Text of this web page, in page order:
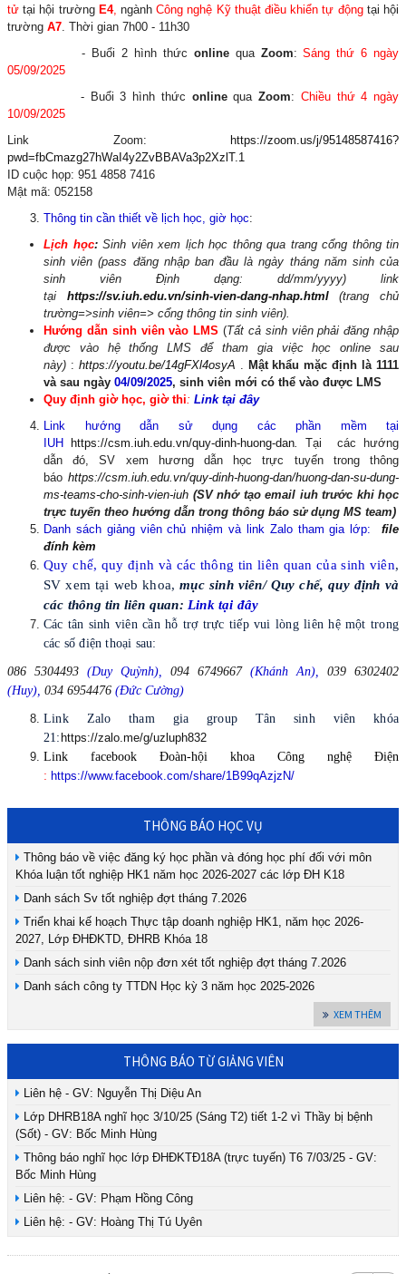
tử tại hội trường E4, ngànhCông nghệ Kỹ thuật điều khiển tự độngtại hội
trường A7 . Thời gian 7h00 - 11h30
- Buổi 2 hình thức online qua Zoom:Sáng thứ 6 ngày
05/09/2025
- Buổi 3 hình thức onlinequaZoom: Chiều thứ 4 ngày
10/09/2025
Link Zoom:
https://zoom.us/j/95148587416?
pwd=fbCmazg27hWaI4y2ZvBBAVa3p2XzlT.1
ID cuộc họp: 951 4858 7416
Mật mã: 052158
Thông tin cần thiết về lịch học, giờ học:
Lịch học: Sinh viên xem lịch học thông qua trang cổng thông tin
sinh viên (pass đăng nhập ban đầu là ngày tháng năm sinh của
sinh viên Định dạng: dd/mm/yyyy) link
tại https://sv.iuh.edu.vn/sinh-vien-dang-nhap.html(trang chủ
trường=>sinh viên=> cổng thông tin sinh viên).
Hướng dẫn sinh viên vào LMS (Tất cả sinh viên phải đăng nhập
được vào hệ thống LMS để tham gia việc học online sau
này) : https://youtu.be/14gFXl4osyA
Mật khẩu mặc định là 1111
và sau ngày 04/09/2025, sinh viên mới có thể vào được LMS
Quy định giờ học, giờ thi: Link tại đây
Link hướng dẫn sử dụng các phần mềm tại
IUH
https://csm.iuh.edu.vn/quy-dinh-huong-dan
Tại các hướng
dẫn đó, SV xem hương dẫn học trực tuyến trong thông
báo https://csm.iuh.edu.vn/quy-dinh-huong-dan/huong-dan-su-dung-
ms-teams-cho-sinh-vien-iuh (SV nhớ tạo email iuh trước khi học
trực tuyến theo hướng dẫn trong thông báo sử dụng MS team)
Danh sách giảng viên chủ nhiệm và link Zalo tham gia lớp:
file
đính kèm
Quy chế, quy định và các thông tin liên quan của sinh viên,
SV xem tại web khoa,mục sinh viên/ Quy chế, quy định và
các thông tin liên quan: Link tại đây
Các tân sinh viên cần hỗ trợ trực tiếp vui lòng liên hệ một trong
các số điện thoại sau:
086 5304493 (Duy Quỳnh), 094 6749667(Khánh An), 039 6302402
(Huy), 034 6954476 (Đức Cường)
Link Zalo tham gia group Tân sinh viên khóa
21: https://zalo.me/g/uzluph832
Link facebook Đoàn-hội khoa Công nghệ Điện
: https://www.facebook.com/share/1B99qAzjzN/
THÔNG BÁO HỌC VỤ
Thông báo về việc đăng ký học phần và đóng học phí đối với môn
Khóa luận tốt nghiệp HK1 năm học 2026-2027 các lớp ĐH K18
Danh sách Sv tốt nghiệp đợt tháng 7.2026
Triển khai kế hoạch Thực tập doanh nghiệp HK1, năm học 2026-
2027, Lớp ĐHĐKTD, ĐHRB Khóa 18
Danh sách sinh viên nộp đơn xét tốt nghiệp đợt tháng 7.2026
Danh sách công ty TTDN Học kỳ 3 năm học 2025-2026
XEM THÊM
THÔNG BÁO TỪ GIẢNG VIÊN
Liên hệ - GV: Nguyễn Thị Diệu An
Lớp DHRB18A nghĩ học 3/10/25 (Sáng T2) tiết 1-2 vì Thầy bị bệnh
(Sốt) - GV: Bốc Minh Hùng
Thông báo nghĩ học lớp ĐHĐKTĐ18A (trực tuyến) T6 7/03/25 - GV:
Bốc Minh Hùng
Liên hệ: - GV: Phạm Hồng Công
Liên hệ: - GV: Hoàng Thị Tú Uyên